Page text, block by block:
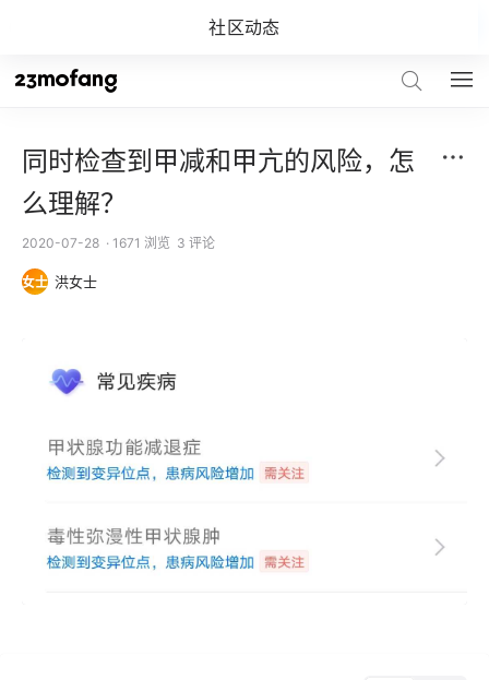
关注「23魔方」，解开你的基因密码社区动态
同时检查到甲减和甲亢的风险，怎
么理解？
2020-07-28 · 1671 浏览 3 评论
女士 洪女士